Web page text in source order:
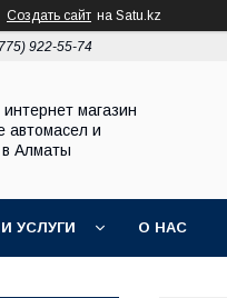
Создать сайт на Satu.kz
922-55-74
магазин
автомасел и
Алматы
УСЛУГИ О НАС